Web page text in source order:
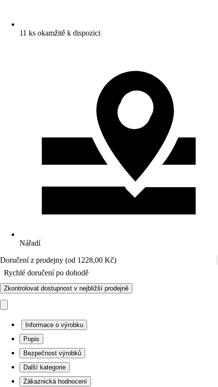
11 ks okamžitě k dispozici
Nářadí
Doručení z prodejny (od 1228,00 Kč)
Rychlé doručení po dohodě
Zkontrolovat dostupnost v nejbližší prodejně
Informace o výrobku
Popis
Bezpečnost výrobků
Další kategorie
Zákaznická hodnocení